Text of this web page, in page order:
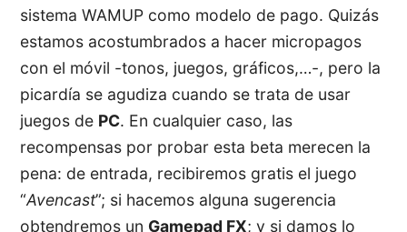
sistema WAMUP como modelo de pago. Quizás
estamos acostumbrados a hacer micropagos
con el móvil -tonos, juegos, gráficos,…-, pero la
picardía se agudiza cuando se trata de usar
juegos de PC. En cualquier caso, las
recompensas por probar esta beta merecen la
pena: de entrada, recibiremos gratis el juego
“Avencast”; si hacemos alguna sugerencia
obtendremos un Gamepad FX; y si damos lo